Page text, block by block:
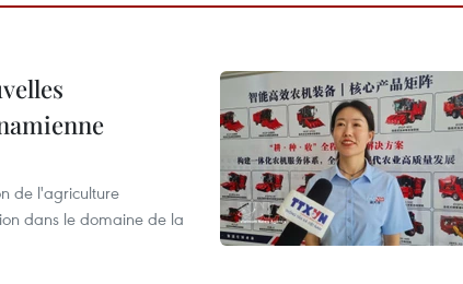
de l'agriculture
dans le domaine de la